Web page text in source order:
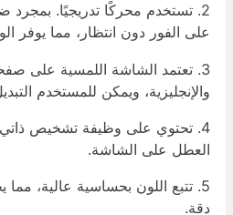
2. تستخدم محركًا تدريجيًا. بمجرد
على الفور دون انتظار، مما يوفر الوقت
3. تعتمد الشاشة اللمسية على صفحة
والإنجليزية، ويمكن للمستخدم التبديل
4. تحتوي على وظيفة تشخيص ذاتي
العطل على الشاشة.
5. تتبع اللون بحساسية عالية، مما
دقة.